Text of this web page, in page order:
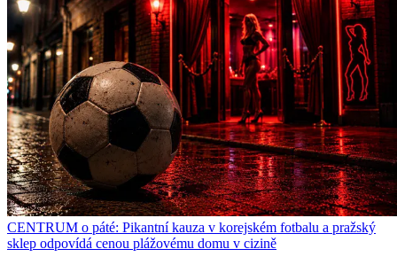
CENTRUM o páté: Pikantní kauza v korejském fotbalu a pražský
sklep odpovídá cenou plážovému domu v cizině